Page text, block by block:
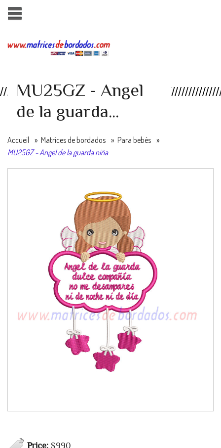
MU25GZ - Angel
de la guarda...
Accueil » Matrices de bordados » Para bebés »
MU25GZ - Angel de la guarda niña
Price: $990